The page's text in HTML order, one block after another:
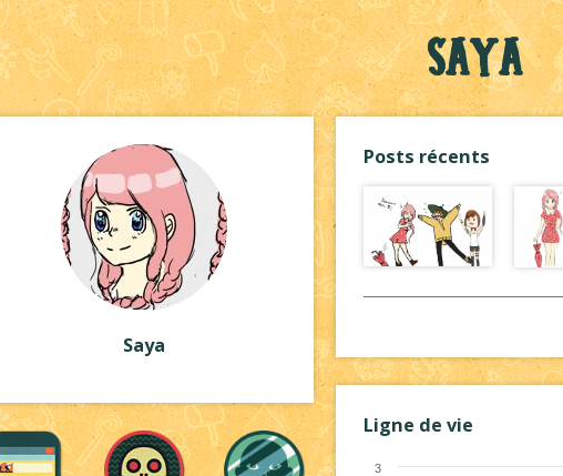
Saya
Saya
Posts récents
Ligne de vie
3